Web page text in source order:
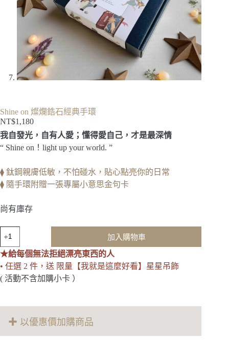
Shine on 燦爛鋯石經典手環
NT$1,180
我自發光，自有人愛；懂得愛自己，才是最深情
“ Shine on！light up your world. ”
⧫ 鈦鋼親膚低敏，不怕碰水，貼心點亮你的日常
⧫ 隨手環附贈一張專屬小意思金句卡
尚有庫存
on
燦
鋯
石
數
加入購物車
★給每個無法拒絕漂亮東西的人
• 任選 2 件，送 限量【我就是這麼好看】星星吊飾
( 活動不含加購小卡 ）
✚ 以優惠價加購商品